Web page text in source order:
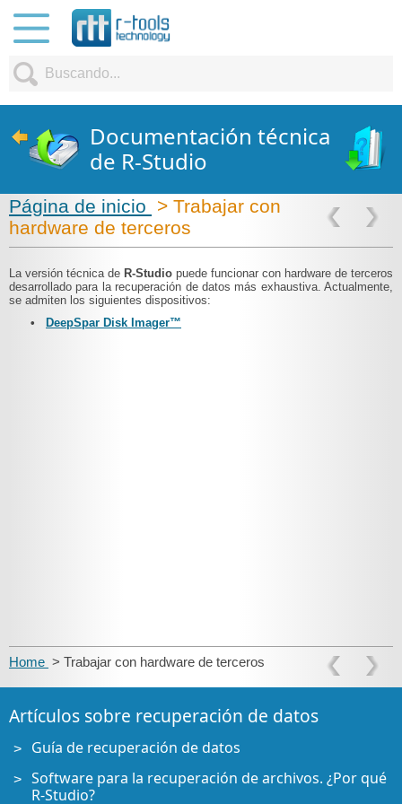
Documentación técnica
de R-Studio
Página de inicio
> Trabajar con
hardware de terceros
La versión técnica de R-Studio puede funcionar con hardware de terceros
desarrollado para la recuperación de datos más exhaustiva. Actualmente,
se admiten los siguientes dispositivos:
•
DeepSpar Disk Imager™
Home > Trabajar con hardware de terceros
Artículos sobre recuperación de datos
Guía de recuperación de datos
Software para la recuperación de archivos. ¿Por qué
R-Studio?